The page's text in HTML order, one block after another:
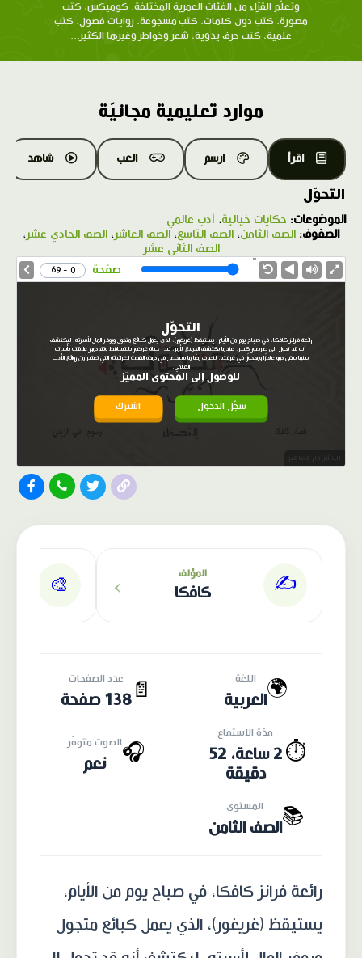
وتعلّم القرّاء من الفئات العمرية المختلفة. كوميكس، كتب
مصورة، كتب دون كلمات، كتب مسجوعة، روايات فصول، كتب
علمية، كتب حرف يدوية، شعر وخواطر وغيرها الكثير...
موارد تعليمية مجانيّة
اقرأ ارسم العب شاهد
التحوّل
الموضوعات: حكايات خيالية،
أدب عالمي
الصفوف: الصف الثامن، الصف التاسع، الصف العاشر، الصف الحادي عشر،
الصف الثاني عشر
صفحة 0 - 69
التحوّل
رائعة فرانز كافكا، في صباح يوم من الأيام، يستيقظ (غريغور)، الذي يعمل كبائع متجول ويوفر المال لأسرته، ليكتشف
أنه قد تحول إلى صرصور كبير. عندما يكتشف الجميع الأمر، تبدأ حياة غريغور بالتساقط وتتدهور علاقته بأسرته
بينما يبقى هو عاجزًا ومحجوزًا في غرفته. لنعرف معًا ما سيحصل في هذه القصة الغرائبيّة التي تعتبر من روائع الأدب
العالمي.
للوصول إلى المحتوى المميّز
سجّل الدخول اشترك
✍️ المؤلف
كافكا ›
🎨
🌍 اللغة
العربية 📄
عدد الصفحات
138 صفحة
⏱️
مدّة الاستماع
2 ساعة، 52
دقيقة
🎧الصوت متوفّر
نعم
📚 المستوى
الصف الثامن
رائعة فرانز كافكا، في صباح يوم من الأيام،
يستيقظ (غريغور)، الذي يعمل كبائع متجول